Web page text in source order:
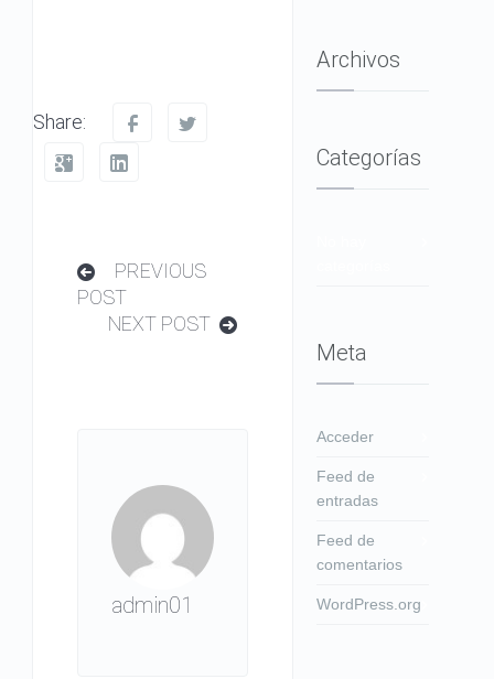
Share:
PREVIOUS
POST
NEXT POST
admin01
Archivos
Categorías
Meta
Acceder
Feed de
entradas
Feed de
comentarios
WordPress.org